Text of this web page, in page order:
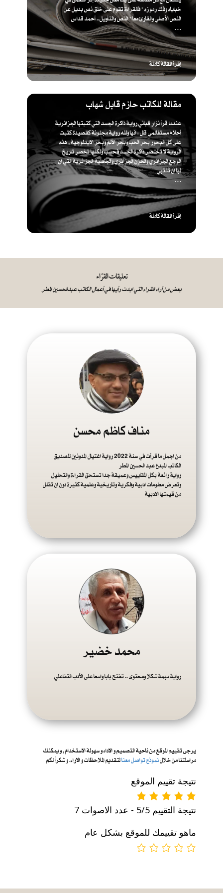
خباياه وفك رموزه " فالقراءة تقوم على خلق نص بديل عن
النص الأصلي والقارئ معاً " ​النص والتأويل.. أحمد قداس
. . .
إقرأ المقالة كاملة
مقالة للكاتب حازم قابل شهاب
عندما قرأ نزار قباني رواية ذاكرة الجسد التي كتبتها الجزائرية
أحلام مستغانمي قال : انها ولله رواية مجنونة كقصيدة كتبت
على كل البحور بحر الحب وبحر الألم وبحر الايدلوجية , هذه
الرواية لا تختصر ذاكرة الجسد فحسب ولكنها تخصر تاريخ
الوجع الجزائري والحزن الجزائري والجاهلية الجزائرية التي ان
لها ان تنتهي
. . .
إقرأ المقالة كاملة
تعليقات القرّاء
بعض من آراء القراء التي ابدت رأيها في أعمال الكاتب عبدالحسين المطر
مناف كاظم محسن
من اجمل ما قرأت في سنة 2022 رواية اغتيال المدونين للصديق
الكاتب المبدع عبد الحسين المطر
رواية رائعة بكل المقاييس وعميقة جدا تستحق القراءة والتحليل
وتعرض معلومات ادبية وفكرية وتاريخية وعلمية كثيرة دون ان تقلل
من قيمتها الادبية
محمد خضير
رواية مهمة شكلا ومحتوى .. تفتح بابا واسعا على الأدب التفاعلي
يرجى تقييم الموقع من ناحية التصميم و الاداء و سهولة الاستخدام , و يمكنك
مراسلتنا من خلالنموذج تواصل معنالتقديم الملاحظات و الاراء. و شكراً لكم
نتيجة تقييم الموقع
نتيجة التقييم 5/5 - عدد الاصوات 7
ماهو تقييمك للموقع بشكل عام